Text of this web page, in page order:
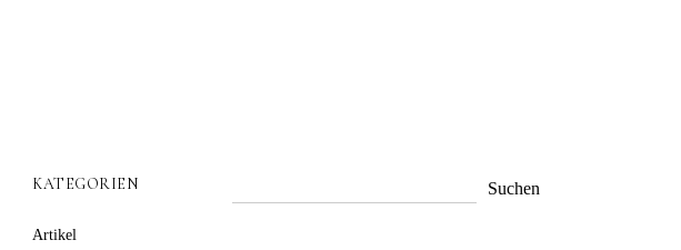
KATEGORIEN
Artikel
Suchen